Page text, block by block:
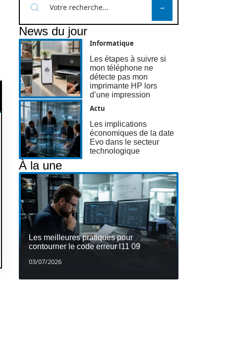
News du jour
Informatique
Les étapes à suivre si
mon téléphone ne
détecte pas mon
imprimante HP lors
d’une impression
Actu
Les implications
économiques de la date
Evo dans le secteur
technologique
À la une
Les meilleures pratiques pour
contourner le code erreur l11 09
03/07/2026